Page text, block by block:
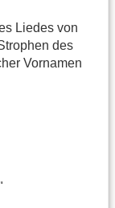
Liedes von
des
Vornamen